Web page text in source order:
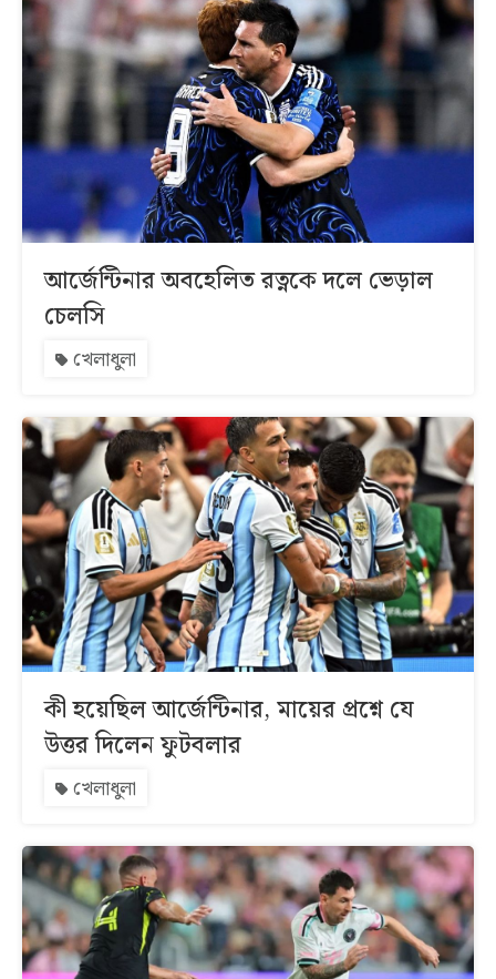
আর্জেন্টিনার অবহেলিত রত্নকে দলে ভেড়াল
চেলসি
খেলাধুলা
কী হয়েছিল আর্জেন্টিনার, মায়ের প্রশ্নে যে
উত্তর দিলেন ফুটবলার
খেলাধুলা